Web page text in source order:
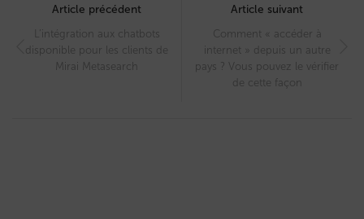
navigation
Article précédent
L’intégration aux chatbots
disponible pour les clients de
Mirai Metasearch
Article suivant
Comment « accéder à
internet » depuis un autre
pays ? Vous pouvez le vérifier
de cette façon